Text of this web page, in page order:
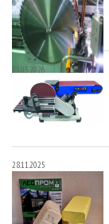
23.03.2026
28.11.2025